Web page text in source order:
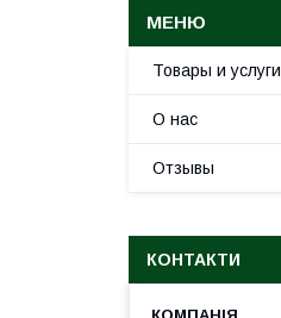
Товары и услуги
О нас
Отзывы
КОНТАКТИ